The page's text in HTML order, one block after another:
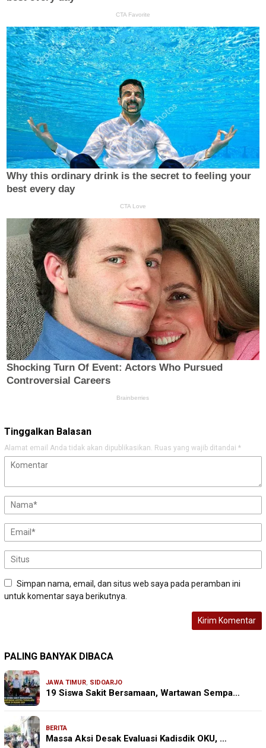
Tinggalkan Balasan
Alamat email Anda tidak akan dipublikasikan. Ruas yang wajib ditandai *
Simpan nama, email, dan situs web saya pada peramban ini
untuk komentar saya berikutnya.
PALING BANYAK DIBACA
JAWA TIMUR, SIDOARJO
19 Siswa Sakit Bersamaan, Wartawan Sempa…
BERITA
Massa Aksi Desak Evaluasi Kadisdik OKU, …